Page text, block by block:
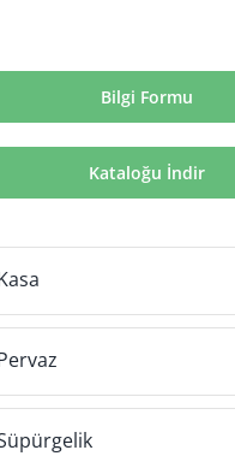
Bilgi Formu
Kataloğu İndir